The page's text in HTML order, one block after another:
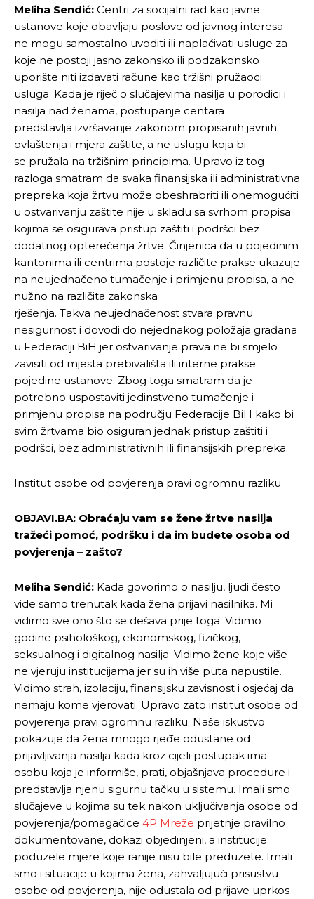
Meliha Sendić: Centri za socijalni rad kao javne
ustanove koje obavljaju poslove od javnog interesa
ne mogu samostalno uvoditi ili naplaćivati usluge za
koje ne postoji jasno zakonsko ili podzakonsko
uporište niti izdavati račune kao tržišni pružaoci
usluga. Kada je riječ o slučajevima nasilja u porodici i
nasilja nad ženama, postupanje centara
predstavlja izvršavanje zakonom propisanih javnih
ovlaštenja i mjera zaštite, a ne uslugu koja bi
se pružala na tržišnim principima. Upravo iz tog
razloga smatram da svaka finansijska ili administrativna
prepreka koja žrtvu može obeshrabriti ili onemogućiti
u ostvarivanju zaštite nije u skladu sa svrhom propisa
kojima se osigurava pristup zaštiti i podršci bez
dodatnog opterećenja žrtve. Činjenica da u pojedinim
kantonima ili centrima postoje različite prakse ukazuje
na neujednačeno tumačenje i primjenu propisa, a ne
nužno na različita zakonska
rješenja. Takva neujednačenost stvara pravnu
nesigurnost i dovodi do nejednakog položaja građana
u Federaciji BiH jer ostvarivanje prava ne bi smjelo
zavisiti od mjesta prebivališta ili interne prakse
pojedine ustanove. Zbog toga smatram da je
potrebno uspostaviti jedinstveno tumačenje i
primjenu propisa na području Federacije BiH kako bi
svim žrtvama bio osiguran jednak pristup zaštiti i
podršci, bez administrativnih ili finansijskih prepreka.
Institut osobe od povjerenja pravi ogromnu razliku
OBJAVI.BA: Obraćaju vam se žene žrtve nasilja
tražeći pomoć, podršku i da im budete osoba od
povjerenja – zašto?
Meliha Sendić: Kada govorimo o nasilju, ljudi često
vide samo trenutak kada žena prijavi nasilnika. Mi
vidimo sve ono što se dešava prije toga. Vidimo
godine psihološkog, ekonomskog, fizičkog,
seksualnog i digitalnog nasilja. Vidimo žene koje više
ne vjeruju institucijama jer su ih više puta napustile.
Vidimo strah, izolaciju, finansijsku zavisnost i osjećaj da
nemaju kome vjerovati. Upravo zato institut osobe od
povjerenja pravi ogromnu razliku. Naše iskustvo
pokazuje da žena mnogo rjeđe odustane od
prijavljivanja nasilja kada kroz cijeli postupak ima
osobu koja je informiše, prati, objašnjava procedure i
predstavlja njenu sigurnu tačku u sistemu. Imali smo
slučajeve u kojima su tek nakon uključivanja osobe od
povjerenja/pomagačice 4P Mreže prijetnje pravilno
dokumentovane, dokazi objedinjeni, a institucije
poduzele mjere koje ranije nisu bile preduzete. Imali
smo i situacije u kojima žena, zahvaljujući prisustvu
osobe od povjerenja, nije odustala od prijave uprkos